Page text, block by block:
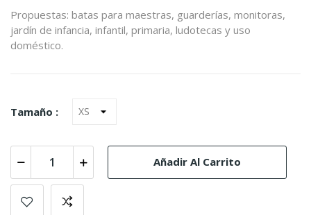
Propuestas: batas para maestras, guarderías, monitoras,
jardín de infancia, infantil, primaria, ludotecas y uso
doméstico.
Tamaño :
Añadir Al Carrito